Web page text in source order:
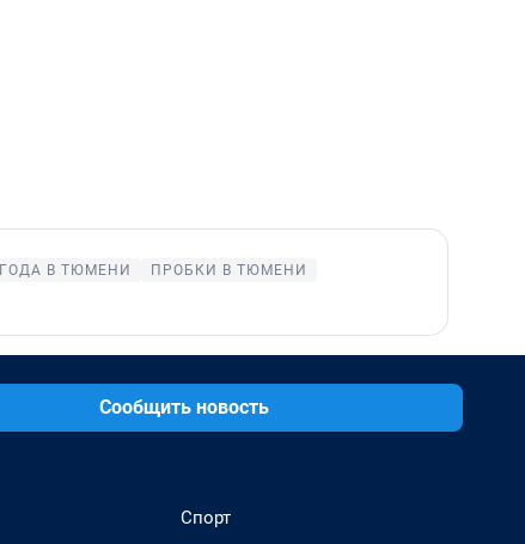
В ТЮМЕНИ
ПРОБКИ В ТЮМЕНИ
Сообщить новость
Спорт